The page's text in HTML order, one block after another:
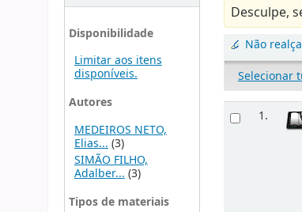
Disponibilidade
Limitar aos itens
disponíveis.
Autores
MEDEIROS NETO,
Elias... (3)
SIMÃO FILHO,
Adalber...(3)
Tipos de materiais
Desculpe,
Não
Selecionar
1.